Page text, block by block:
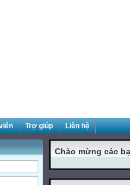
Trợ giúp Liên hệ
Chào mừng các